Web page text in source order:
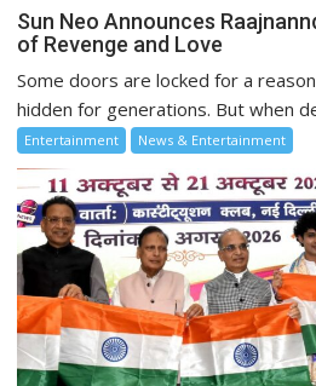
Sun Neo Announces
of Revenge and Love
Some doors are locked for a
hidden for generations. But when
Entertainment News & Entertainment